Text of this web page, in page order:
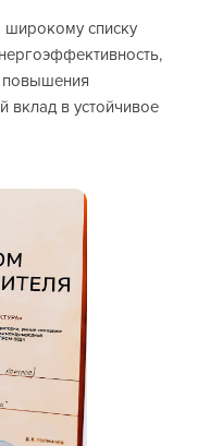
списку
повышения
вклад в устойчивое